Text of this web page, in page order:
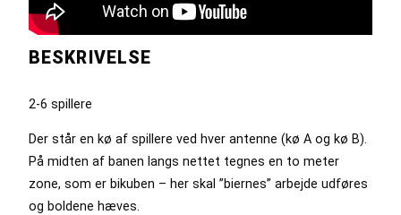
BESKRIVELSE
2-6 spillere
Der står en kø af spillere ved hver antenne (kø A og kø B).
På midten af banen langs nettet tegnes en to meter
zone, som er bikuben – her skal ”biernes” arbejde udføres
og boldene hæves.